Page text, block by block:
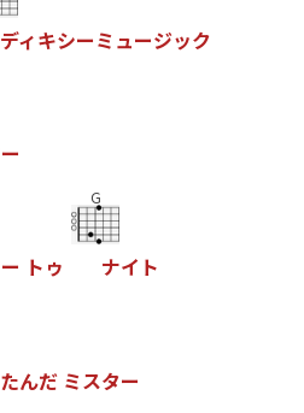
ディキシーミュージック
ー
ー ト ゥ
G
ナイ ト
たんだ ミスター